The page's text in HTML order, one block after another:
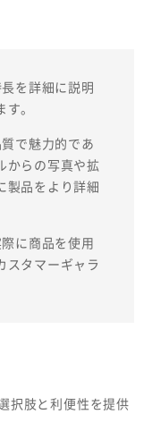
を詳細に説明
。
で魅力的であ
からの写真や拡
製品をより詳細
に商品を使用
スタマーギャラ
択肢と利便性を提供